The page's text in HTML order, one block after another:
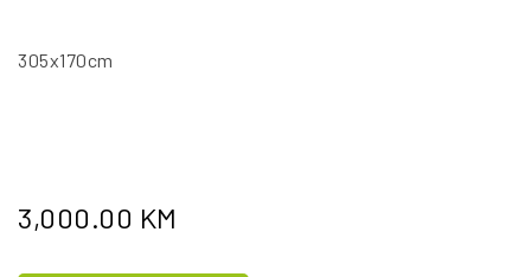
305x170cm
3,000.00 KM